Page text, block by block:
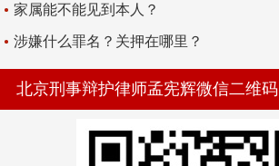
家属能不能见到本人？
涉嫌什么罪名？关押在哪里？
北京刑事辩护律师孟宪辉微信二维码